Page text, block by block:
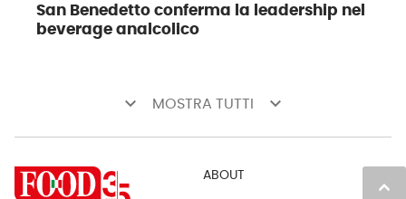
San Benedetto conferma la leadership nel
beverage analcolico
keyboard_arrow_down MOSTRA TUTTI keyboard_arrow_down
keyboard_arrow_up
ABOUT